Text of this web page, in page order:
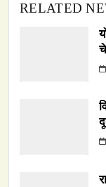
RELATED